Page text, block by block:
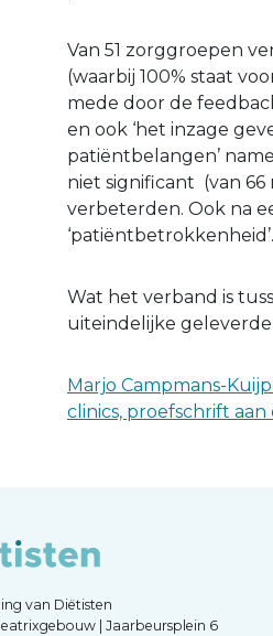
Van 51 zorggroepen
(waarbij 100% staat
mede door de
en ook ‘het inzage
patiëntbelangen’
niet significant (van 66
verbeterden. Ook na
‘patiëntbetrokkenheid’.
Wat het verband is
uiteindelijke
Marjo Campmans-
clinics, proefschrift aan
van Diëtisten
| Jaarbeursplein 6